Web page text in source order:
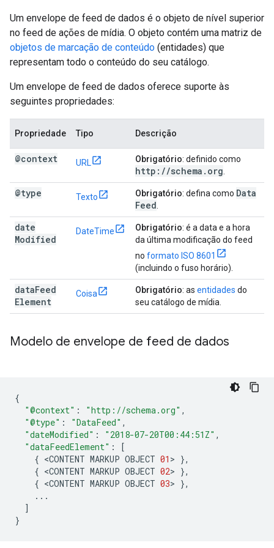
Um envelope de feed de dados é o objeto de nível superior
no feed de ações de mídia. O objeto contém uma matriz de
objetos de marcação de conteúdo (entidades) que
representam todo o conteúdo do seu catálogo.
Um envelope de feed de dados oferece suporte às
seguintes propriedades:
Propriedade Tipo Descrição
@context URL Obrigatório: definido como
http: //schema . org
@type Texto Obrigatório: defina como Data
Feed
date
Modified
DateTime Obrigatório: é a data e a hora
da última modificação do feed
no formato ISO 8601
(incluindo o fuso horário).
dataFeed
Element
Coisa Obrigatório: as entidades do
seu catálogo de mídia.
Modelo de envelope de feed de dados
{
"@context" : "http://schema.org" ,
"@type" : "DataFeed" ,
"dateModified" : "2018-07-20T00:44:51Z" ,
"dataFeedElement" :
[
{ <CONTENT MARKUP OBJECT 01 > },
{ <CONTENT MARKUP OBJECT 02> },
{ <CONTENT MARKUP OBJECT 03> },
...
]
}